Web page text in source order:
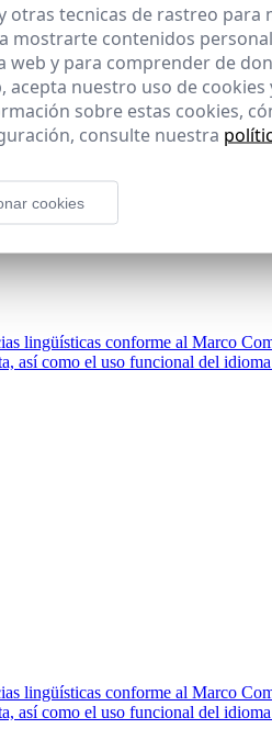
integradas.
lingüísticas conforme al Marco
así como el uso funcional del
lingüísticas conforme al Marco
así como el uso funcional del
otras tecnicas de rastreo
mostrarte contenidos
web y para comprender de
acepta nuestro uso de
sobre estas cookies,
consulte nuestra
cookies